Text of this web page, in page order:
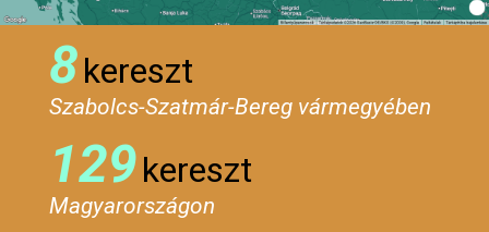
8kereszt
Szabolcs-Szatmár-Bereg vármegyében
129kereszt
Magyarországon